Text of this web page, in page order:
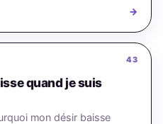
→
43
quand je suis
mon désir baisse